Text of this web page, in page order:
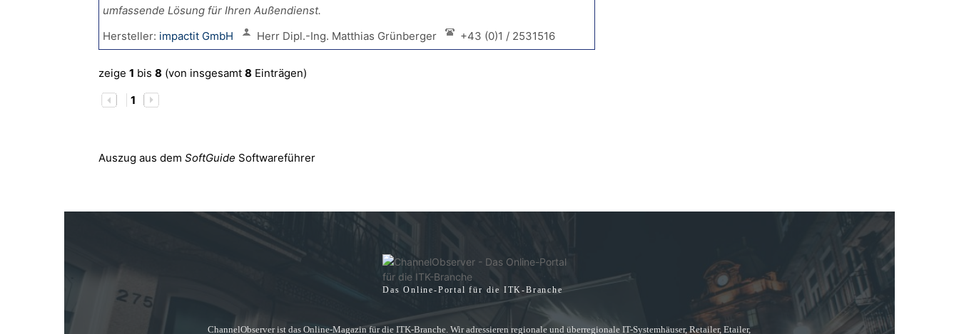
umfassende Lösung für Ihren Außendienst.
Hersteller: impactit GmbH Herr Dipl.-Ing. Matthias Grünberger +43 (0)1 / 2531516
zeige 1 bis 8 (von insgesamt 8 Einträgen)
1
Auszug aus dem SoftGuide Softwareführer
Das Online-Portal für die ITK-Branche
ChannelObserver ist das Online-Magazin für die ITK-Branche. Wir adressieren regionale und überregionale IT-Systemhäuser, Retailer, Etailer,